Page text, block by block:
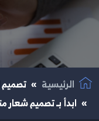
الرئيسية
ابدأ بـ تصميم شعار